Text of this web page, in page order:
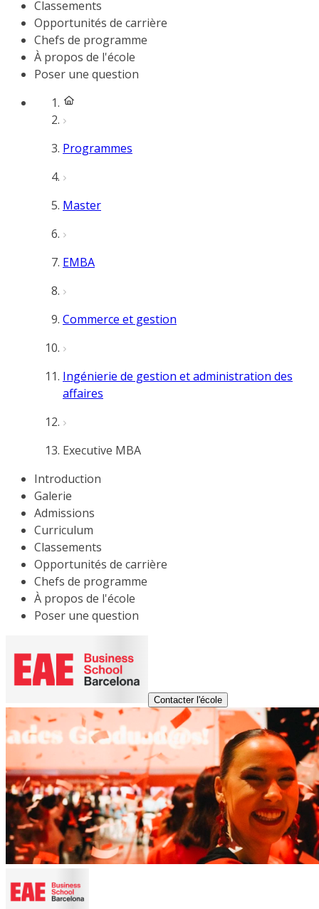
Classements
Opportunités de carrière
Chefs de programme
À propos de l'école
Poser une question
Programmes
Master
EMBA
Commerce et gestion
Ingénierie de gestion et administration des
affaires
Executive MBA
Introduction
Galerie
Admissions
Curriculum
Classements
Opportunités de carrière
Chefs de programme
À propos de l'école
Poser une question
Contacter l'école